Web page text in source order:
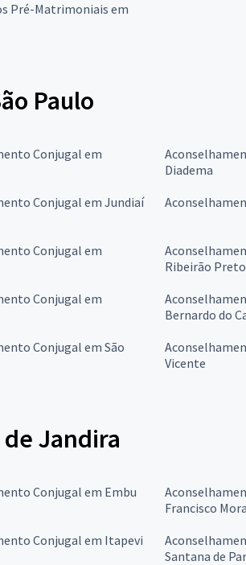
Pré-Matrimoniais em
Paulo
Conjugal em
Diadema
Conjugal em Jundiaí
Conjugal em
Ribeirão Preto
Conjugal em
Bernardo do
Conjugal em São
Vicente
Jandira
Conjugal em Embu
Francisco
Conjugal em Itapevi
Santana de